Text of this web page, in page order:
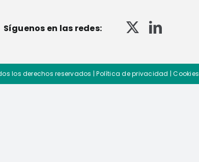
Síguenos en las redes:
los derechos reservados |Política de privacidad |Cookies